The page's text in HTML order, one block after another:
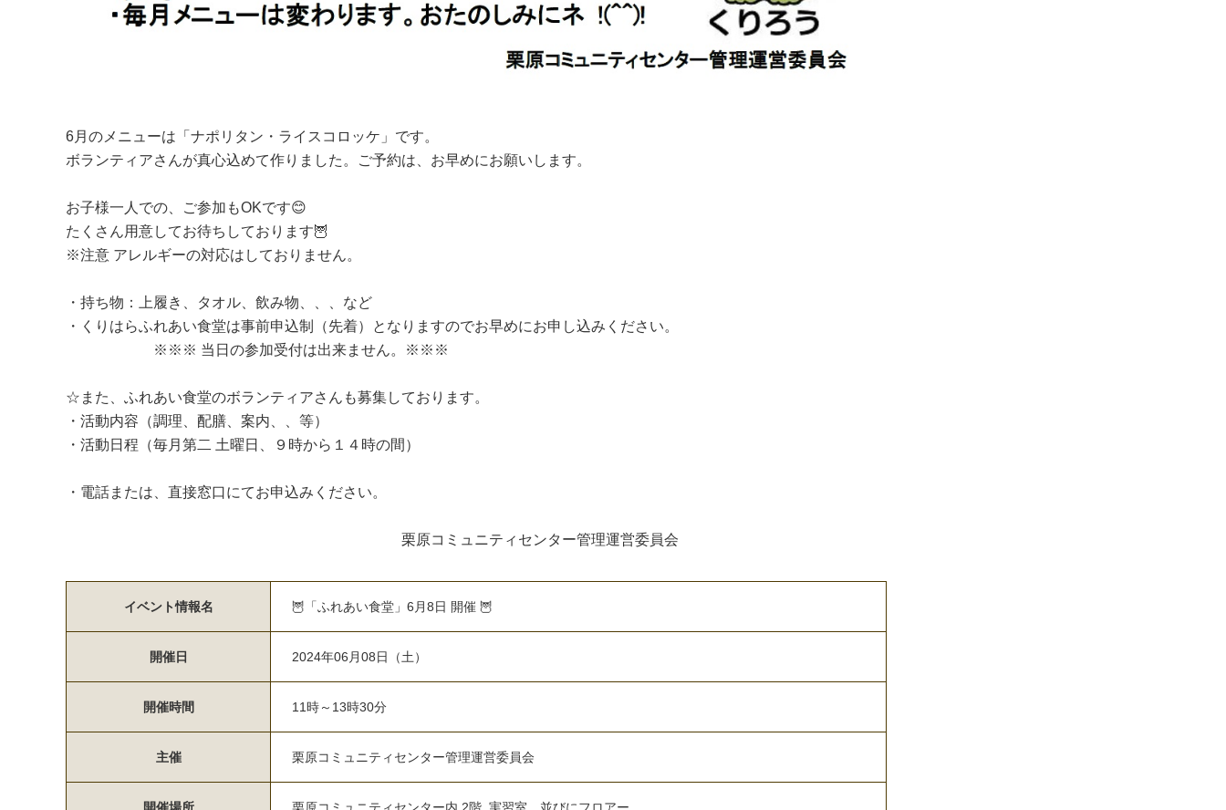
6月のメニューは「ナポリタン・ライスコロッケ」です。
ボランティアさんが真心込めて作りました。ご予約は、お早めにお願いします。
お子様一人での、ご参加もOKです😊
たくさん用意してお待ちしております🦉
※注意 アレルギーの対応はしておりません。
・持ち物：上履き、タオル、飲み物、、、など
・くりはらふれあい食堂は事前申込制（先着）となりますのでお早めにお申し込みください。
※※※ 当日の参加受付は出来ません。※※※
☆また、ふれあい食堂のボランティアさんも募集しております。
・活動内容（調理、配膳、案内、、等）
・活動日程（毎月第二 土曜日、９時から１４時の間）
・電話または、直接窓口にてお申込みください。
栗原コミュニティセンター管理運営委員会
イベント情報名 🦉「ふれあい食堂」6月8日 開催 🦉
開催日 2024年06月08日（土）
開催時間 11時～13時30分
主催 栗原コミュニティセンター管理運営委員会
開催場所 栗原コミュニティセンター内 2階_実習室、並びにフロアー